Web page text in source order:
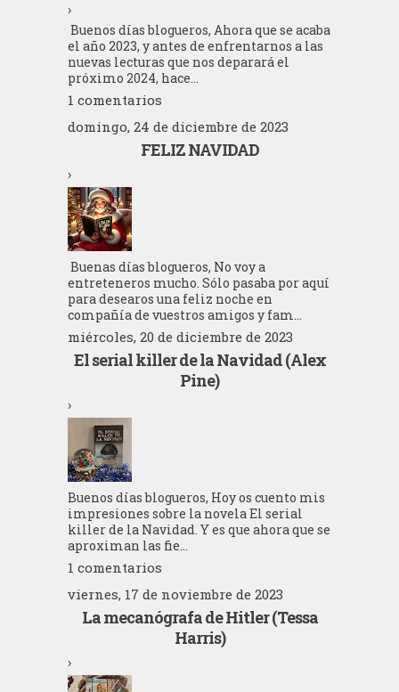
›
Buenos días blogueros, Ahora que se acaba
el año 2023, y antes de enfrentarnos a las
nuevas lecturas que nos deparará el
próximo 2024, hace...
1 comentarios
domingo, 24 de diciembre de 2023
FELIZ NAVIDAD
›
Buenas días blogueros, No voy a
entreteneros mucho. Sólo pasaba por aquí
para desearos una feliz noche en
compañía de vuestros amigos y fam...
miércoles, 20 de diciembre de 2023
El serial killer de la Navidad (Alex
Pine)
›
Buenos días blogueros, Hoy os cuento mis
impresiones sobre la novela El serial
killer de la Navidad. Y es que ahora que se
aproximan las fie...
1 comentarios
viernes, 17 de noviembre de 2023
La mecanógrafa de Hitler (Tessa
Harris)
›